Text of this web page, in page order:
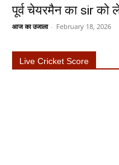
पूर्व चेयरमैन का sir को
आज का उजाला - February 18, 2026
Live Cricket Score